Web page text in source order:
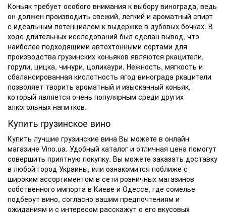
Коньяк требует особого внимания к выбору винограда, ведь
он должен производить свежий, легкий и ароматный спирт
с идеальным потенциалом к выдержке в дубовых бочках. В
ходе длительных исследований был сделан вывод, что
наиболее подходящими автохтонными сортами для
производства грузинских коньяков являются ркацители,
горули, цицка, чинури, цоликаури. Нежность, мягкость и
сбалансированная кислотность ягод винограда ркацители
позволяет творить ароматный и изысканный коньяк,
который является очень популярным среди других
алкогольных напитков.
Купить грузинское вино
Купить лучшие грузинские вина Вы можете в онлайн
магазине Vino.ua. Удобный каталог и отличная цена помогут
совершить приятную покупку. Вы можете заказать доставку
в любой город Украины, или ознакомится поближе с
широким ассортиментом в сети розничных магазинов
собственного импорта в Киеве и Одессе, где сомелье
подберут вино, согласно вашим предпочтениям и
ожиданиям и с интересом расскажут о его вкусовых